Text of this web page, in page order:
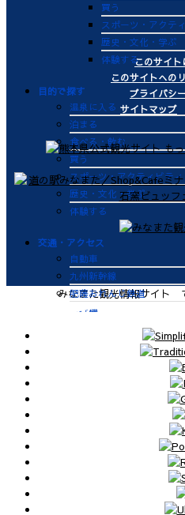
買う
スポーツ・アクテ
歴史・文化・学ぶ
体験する
目的で探す
温泉に入る
泊まる
食べる・飲む
買う
スポーツ・アクティビティ
歴史・文化・学ぶ
体験する
交通・アクセス
自動車
九州新幹線
肥薩おれんじ鉄道
飛行機
海上タクシー定期便 時刻
肥薩おれんじ鉄道 レン
ビジターバース（水俣港百
このサイト
このサイトへの
プライバシ
サイトマップ
みなまた観光情報サイト